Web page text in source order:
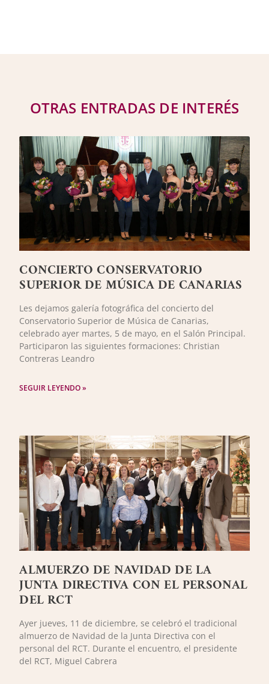
OTRAS ENTRADAS DE INTERÉS
CONCIERTO CONSERVATORIO
SUPERIOR DE MÚSICA DE CANARIAS
Les dejamos galería fotográfica del concierto del
Conservatorio Superior de Música de Canarias,
celebrado ayer martes, 5 de mayo, en el Salón Principal.
Participaron las siguientes formaciones: Christian
Contreras Leandro
SEGUIR LEYENDO »
ALMUERZO DE NAVIDAD DE LA
JUNTA DIRECTIVA CON EL PERSONAL
DEL RCT
Ayer jueves, 11 de diciembre, se celebró el tradicional
almuerzo de Navidad de la Junta Directiva con el
personal del RCT. Durante el encuentro, el presidente
del RCT, Miguel Cabrera